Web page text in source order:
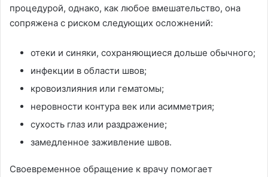
процедурой, однако, как любое вмешательство, она
сопряжена с риском следующих осложнений:
отеки и синяки, сохраняющиеся дольше обычного;
инфекции в области швов;
кровоизлияния или гематомы;
неровности контура век или асимметрия;
сухость глаз или раздражение;
замедленное заживление швов.
Своевременное обращение к врачу помогает